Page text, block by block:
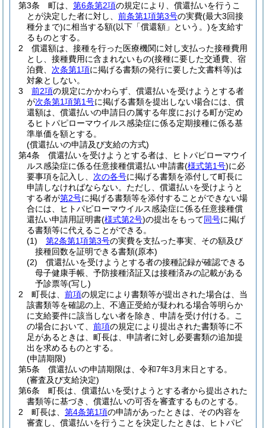
第3条
町は、 第6条第2項の規定により、償還払いを行うこ
とが決定した者に対し、 前条第1項第3号の実費(最大3回接
種分まで)に相当する額(以下「償還額」という。)を支給す
るものとする。
2
償還額は、接種を行った医療機関に対し支払った接種費用
とし、接種費用に含まれないもの(接種に要した交通費、宿
泊費、 次条第1項に掲げる書類の発行に要した文書料等)は
対象としない。
3
前2項の規定にかかわらず、償還払いを受けようとする者
が次条第1項第1号に掲げる書類を提出しない場合には、償
還額は、償還払いの申請日の属する年度における町が定め
るヒトパピローマウイルス感染症に係る定期接種に係る基
準単価を額とする。
(償還払いの申請及び支給の方式)
第4条
償還払いを受けようとする者は、ヒトパピローマウイ
ルス感染症に係る任意接種償還払い申請書(様式第1号)に必
要事項を記入し、 次の各号に掲げる書類を添付して町長に
申請しなければならない。 ただし、償還払いを受けようと
する者が第2号に掲げる書類等を添付することができない場
合には、ヒトパピローマウイルス感染症に係る任意接種償
還払い申請用証明書(様式第2号)の提出をもって同号に掲げ
る書類等に代えることができる。
(1)
第2条第1項第3号の実費を支払った事実、その額及び
接種回数を証明できる書類(原本)
(2)
償還払いを受けようとする者の接種記録が確認できる
母子健康手帳、予防接種済証又は接種済みの記載がある
予診票等(写し)
2
町長は、 前項の規定により書類等が提出された場合は、当
該書類等を確認の上、不適正受給が疑われる場合等明らか
に支給要件に該当しない者を除き、申請を受け付ける。
こ
の場合において、 前項の規定により提出された書類等に不
足があるときは、町長は、申請者に対し必要書類の追加提
出を求めるものとする。
(申請期限)
第5条
償還払いの申請期限は、令和7年3月末日とする。
(審査及び支給決定)
第6条
町長は、償還払いを受けようとする者から提出された
書類等に基づき、償還払いの可否を審査するものとする。
2
町長は、 第4条第1項の申請があったときは、その内容を
審査し、償還払いを行うことを決定したときは、ヒトパピ